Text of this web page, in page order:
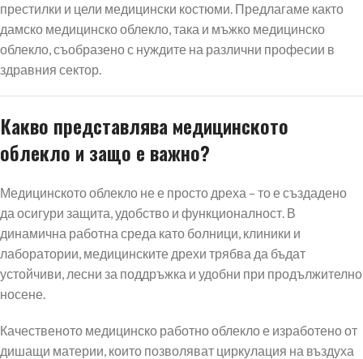
престилки и цели медицински костюми. Предлагаме както
дамско медицинско облекло, така и мъжко медицинско
облекло, съобразено с нуждите на различни професии в
здравния сектор.
Какво представлява медицинското
облекло и защо е важно?
Медицинското облекло не е просто дреха – то е създадено
да осигури защита, удобство и функционалност. В
динамична работна среда като болници, клиники и
лаборатории, медицинските дрехи трябва да бъдат
устойчиви, лесни за поддръжка и удобни при продължително
носене.
Качественото медицинско работно облекло е изработено от
дишащи материи, които позволяват циркулация на въздуха